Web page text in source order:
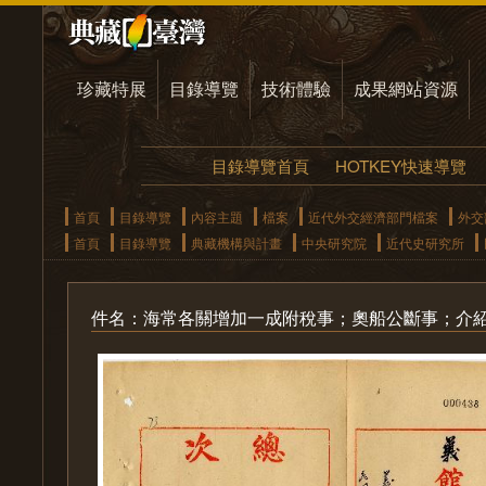
珍藏特展 目錄導覽 技術體驗 成果網站資源
目錄導覽首頁 HOTKEY快速導覽
首頁 目錄導覽 內容主題 檔案 近代外交經濟部門檔案
外
首頁
目錄導覽 典藏機構與計畫 中央研究院 近代史研究所
件名：海常各關增加一成附稅事；奧船公斷事；介